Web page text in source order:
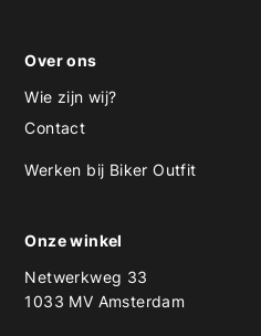
Over ons
Wie zijn wij?
Contact
Werken bij Biker Outfit
Onze winkel
Netwerkweg 33
1033 MV Amsterdam